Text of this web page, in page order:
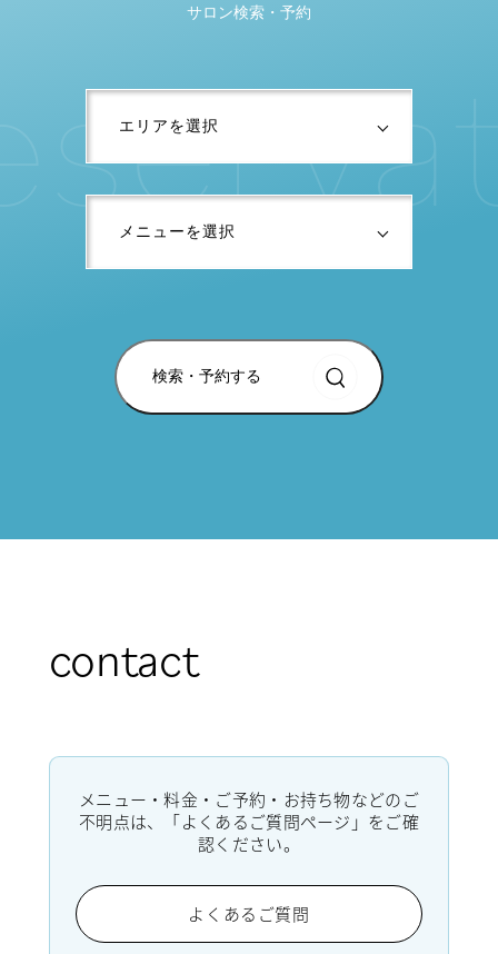
サロン検索・予約
検索・予約する
serva
contact
メニュー・料金・ご予約・お持ち物などのご
不明点は、「よくあるご質問ページ」をご確
認ください。
よくあるご質問